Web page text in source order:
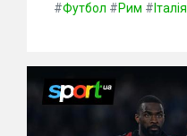
#Футбол #Рим # Італія